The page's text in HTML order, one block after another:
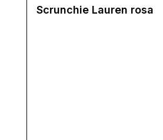
Scrunchie Lauren rosa